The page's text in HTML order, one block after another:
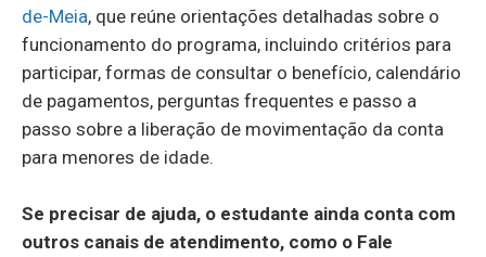
de-Meia, que reúne orientações detalhadas sobre o
funcionamento do programa, incluindo critérios para
participar, formas de consultar o benefício, calendário
de pagamentos, perguntas frequentes e passo a
passo sobre a liberação de movimentação da conta
para menores de idade.
Se precisar de ajuda, o estudante ainda conta com
outros canais de atendimento, como o Fale